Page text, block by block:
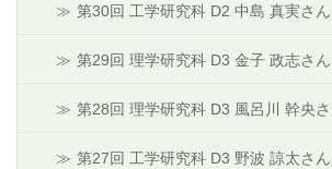
第30回 工学研究科 D2 中島 真実さん
第29回 理学研究科 D3 金子 政志さん
第28回 理学研究科 D3 風呂川 幹央
第27回 工学研究科 D3 野波 諒太さん